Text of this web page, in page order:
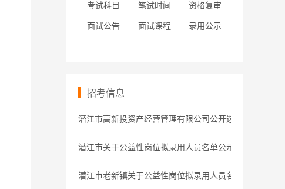
考试科目 笔试时间 资格复审
面试公告 面试课程 录用公示
招考信息
潜江市高新投资产经营管理有限公司公开选聘预公告
潜江市关于公益性岗位拟录用人员名单公示
潜江市老新镇关于公益性岗位拟录用人员名单公示